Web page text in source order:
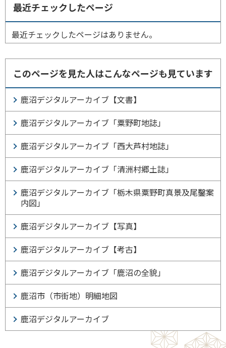
最近チェックしたページ
最近チェックしたページはありません。
このページを見た人はこんなページも見ています
鹿沼デジタルアーカイブ【文書】
鹿沼デジタルアーカイブ「粟野町地誌」
鹿沼デジタルアーカイブ「西大芦村地誌」
鹿沼デジタルアーカイブ「清洲村郷土誌」
鹿沼デジタルアーカイブ「栃木県粟野町真景及尾鑿案
内図」
鹿沼デジタルアーカイブ【写真】
鹿沼デジタルアーカイブ【考古】
鹿沼デジタルアーカイブ「鹿沼の全貌」
鹿沼市（市街地）明細地図
鹿沼デジタルアーカイブ